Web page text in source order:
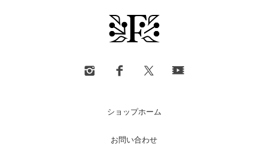
ショップホーム
お問い合わせ